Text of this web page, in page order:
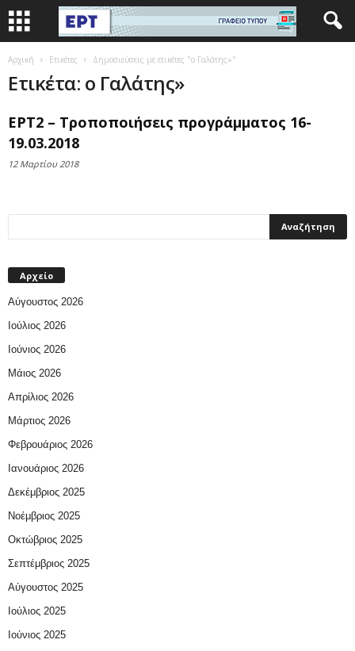
Αρχική Ετικέτες Δημοσιεύσεις με ετικέτες "ο Γαλάτης»"
Ετικέτα: ο Γαλάτης»
ΕΡΤ2 – Τροποποιήσεις προγράμματος 16-
19.03.2018
12 Μαρτίου 2018
Αρχείο
Αύγουστος 2026
Ιούλιος 2026
Ιούνιος 2026
Μάιος 2026
Απρίλιος 2026
Μάρτιος 2026
Φεβρουάριος 2026
Ιανουάριος 2026
Δεκέμβριος 2025
Νοέμβριος 2025
Οκτώβριος 2025
Σεπτέμβριος 2025
Αύγουστος 2025
Ιούλιος 2025
Ιούνιος 2025